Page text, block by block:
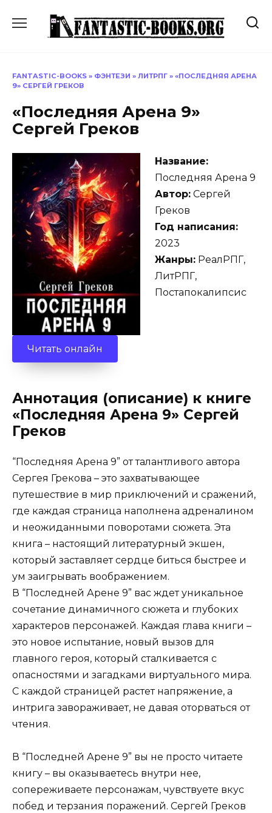
содержанию
FANTASTIC-BOOKS » ФЭНТЕЗИ » ЛИТРПГ » «ПОСЛЕДНЯЯ АРЕНА
9» СЕРГЕЙ ГРЕКОВ
«Последняя Арена 9»
Сергей Греков
Название:
Последняя Арена 9
Автор: Сергей
Греков
Год написания:
2023
Жанры: РеалРПГ,
ЛитРПГ,
Постапокалипсис
Читать онлайн
Аннотация (описание) к книге
«Последняя Арена 9» Сергей
Греков
“Последняя Арена 9” от талантливого автора
Сергея Грекова – это захватывающее
путешествие в мир приключений и сражений,
где каждая страница наполнена адреналином
и неожиданными поворотами сюжета. Эта
книга – настоящий литературный экшен,
который заставляет сердце биться быстрее и
ум заигрывать воображением.
В “Последней Арене 9” вас ждет уникальное
сочетание динамичного сюжета и глубоких
характеров персонажей. Каждая глава книги –
это новое испытание, новый вызов для
главного героя, который сталкивается с
опасностями и загадками виртуального мира.
С каждой страницей растет напряжение, а
интрига завораживает, не давая оторваться от
чтения.
В “Последней Арене 9” вы не просто читаете
книгу – вы оказываетесь внутри нее,
сопереживаете персонажам, чувствуете вкус
побед и терзания поражений. Сергей Греков